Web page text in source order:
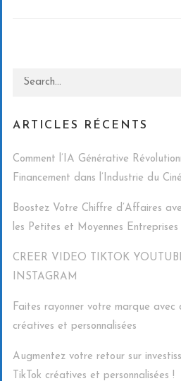
Search for:
ARTICLES RÉCENTS
Comment l’IA Générative
Financement dans l’Industrie du
Boostez Votre Chiffre d’Affaires
les Petites et Moyennes
CREER VIDEO TIKTOK
INSTAGRAM
Faites rayonner votre marque avec
créatives et personnalisées
Augmentez votre retour sur
TikTok créatives et personnalisées !